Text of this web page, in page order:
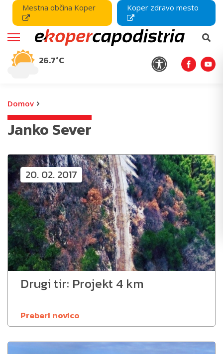
Mestna občina Koper Koper zdravo mesto
26.7°C
Domov ›
Janko Sever
20. 02. 2017
Drugi tir: Projekt 4 km
Preberi novico